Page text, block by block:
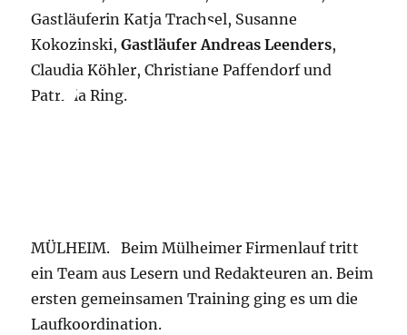
Gastläuferin Katja Trachsel, Susanne
Kokozinski, Gastläufer Andreas Leenders,
Claudia Köhler, Christiane Paffendorf und
Patrizia Ring.
MÜLHEIM. Beim Mülheimer Firmenlauf tritt
ein Team aus Lesern und Redakteuren an. Beim
ersten gemeinsamen Training ging es um die
Laufkoordination.